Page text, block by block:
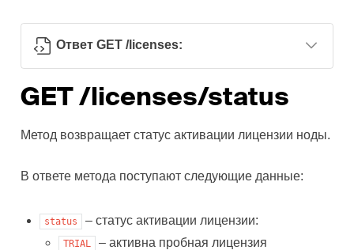
Ответ GET /licenses:
GET /licenses/status
Метод возвращает статус активации лицензии ноды.
В ответе метода поступают следующие данные:
status – статус активации лицензии:
TRIAL
– активна пробная лицензия